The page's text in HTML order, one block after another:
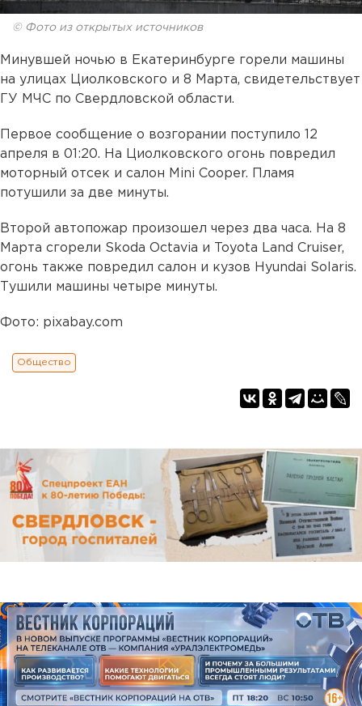
© Фото из открытых источников
Минувшей ночью в Екатеринбурге горели машины
на улицах Циолковского и 8 Марта, свидетельствует
ГУ МЧС по Свердловской области.
Первое сообщение о возгорании поступило 12
апреля в 01:20. На Циолковского огонь повредил
моторный отсек и салон Mini Cooper. Пламя
потушили за две минуты.
Второй автопожар произошел через два часа. На 8
Марта сгорели Skoda Octavia и Toyota Land Cruiser,
огонь также повредил салон и кузов Hyundai Solaris.
Тушили машины четыре минуты.
Фото: pixabay.com
Общество